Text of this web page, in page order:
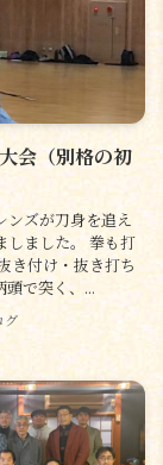
会（別格の初
ズが刀身を追え
しました。 拳も打
き付け・抜き打ち
で突く、...
グ